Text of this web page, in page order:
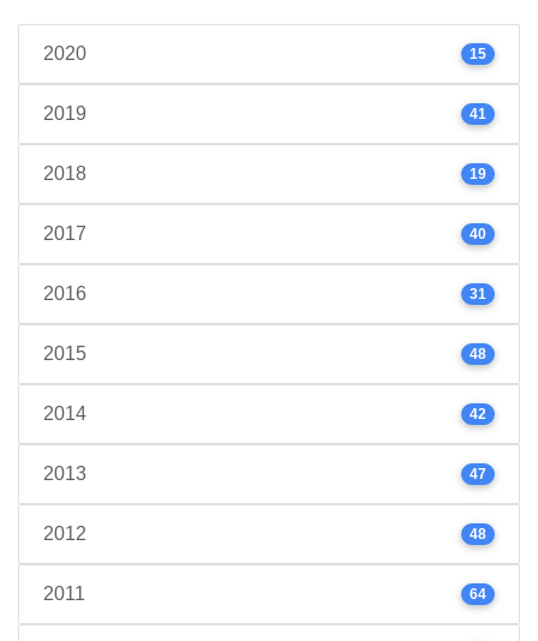
2020 15
2019 41
2018 19
2017 40
2016 31
2015 48
2014 42
2013 47
2012 48
2011 64